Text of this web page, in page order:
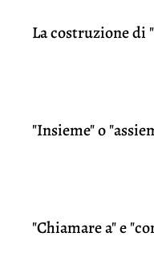
La costruzione di
"Insieme" o
"Chiamare a" e